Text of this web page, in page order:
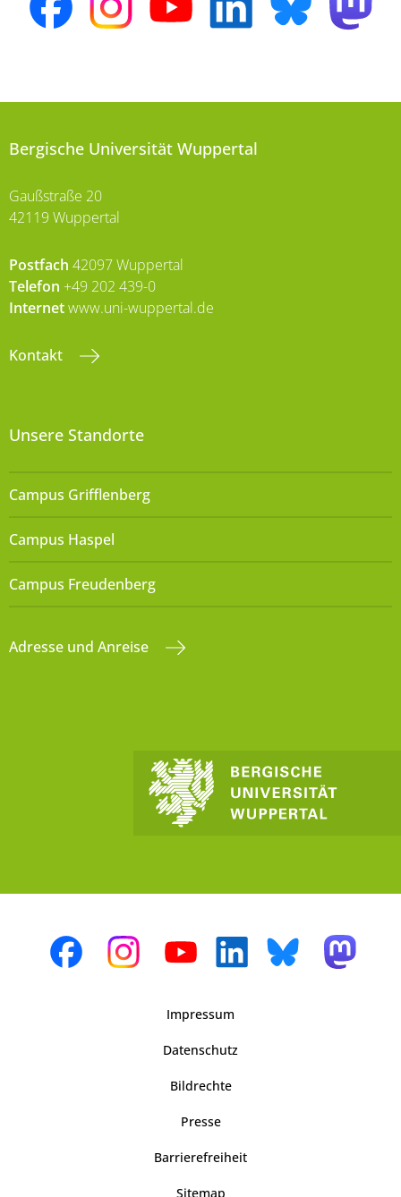
Bergische Universität Wuppertal
Gaußstraße 20
42119 Wuppertal
Postfach 42097 Wuppertal
Telefon +49 202 439-0
Internetwww.uni-wuppertal.de
Kontakt
Unsere Standorte
Campus Grifflenberg
Campus Haspel
Campus Freudenberg
Adresse und Anreise
Impressum
Datenschutz
Bildrechte
Presse
Barrierefreiheit
Sitemap